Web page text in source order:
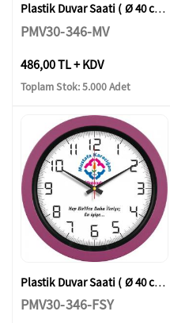
Plastik Duvar Saati ( Ø 40 cm )
PMV30-346-MV
486,00 TL + KDV
Toplam Stok: 5.000 Adet
Plastik Duvar Saati ( Ø 40 cm )
PMV30-346-FSY